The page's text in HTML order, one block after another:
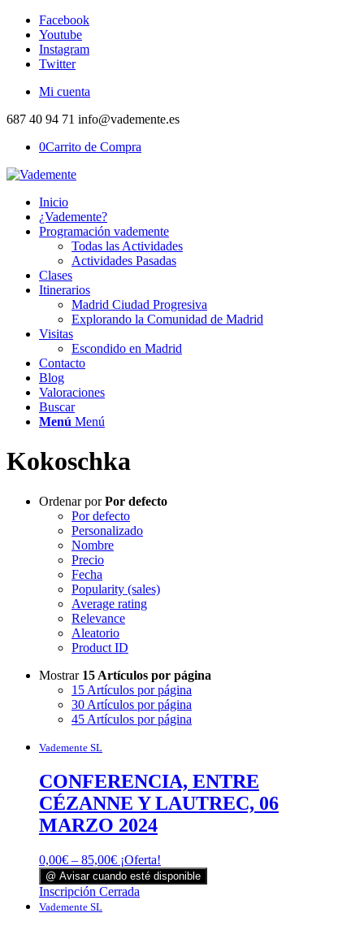
Facebook
Youtube
Instagram
Twitter
Mi cuenta
687 40 94 71 info@vademente.es
0Carrito de Compra
Inicio
¿Vademente?
Programación vademente
Todas las Actividades
Actividades Pasadas
Clases
Itinerarios
Madrid Ciudad Progresiva
Explorando la Comunidad de Madrid
Visitas
Escondido en Madrid
Contacto
Blog
Valoraciones
Buscar
Menú Menú
Kokoschka
Ordenar porPor defecto
Por defecto
Personalizado
Nombre
Precio
Fecha
Popularity (sales)
Average rating
Relevance
Aleatorio
Product ID
Mostrar 15 Artículos por página
15 Artículos por página
30 Artículos por página
45 Artículos por página
Vademente SL
CONFERENCIA, ENTRE
CÉZANNE Y LAUTREC, 06
MARZO 2024
0,00€ – 85,00€ ¡Oferta!
@ Avisar cuando esté disponible
Inscripción Cerrada
Vademente SL